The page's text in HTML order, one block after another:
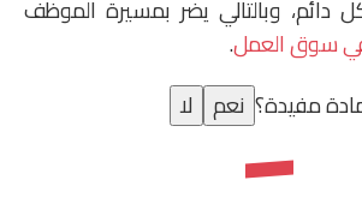
وبالتالي يضر بمسيرة الموظف
سوق العمل.
مفيدة؟ نعم لا